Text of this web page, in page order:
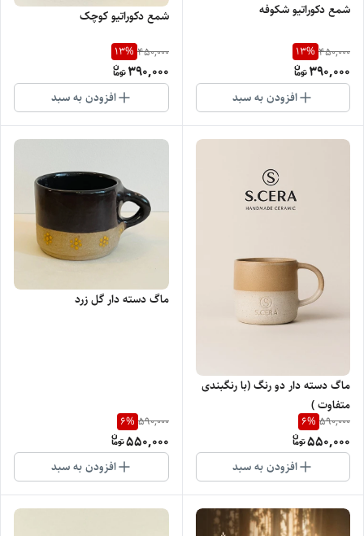
شمع دکوراتیو شکوفه
450,000
13%
390,000
افزودن به سبد
شمع دکوراتیو کوچک
450,000
13%
390,000
افزودن به سبد
ماگ دسته دار دو رنگ (با رنگبندی
متفاوت )
590,000
6%
550,000
افزودن به سبد
ماگ دسته دار گل زرد
590,000
6%
550,000
افزودن به سبد